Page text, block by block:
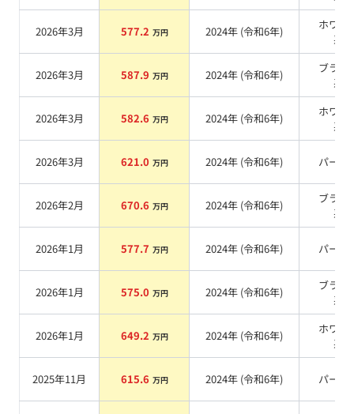
2026年3月 577.2 万円 2024年 (令和6年)
ホワイ
系
2026年3月 587.9 万円 2024年 (令和6年)
ブラッ
系
2026年3月 582.6 万円 2024年 (令和6年)
ホワイ
系
2026年3月 621.0 万円 2024年 (令和6年) パール
2026年2月 670.6 万円 2024年 (令和6年)
ブラッ
系
2026年1月 577.7 万円 2024年 (令和6年) パール
2026年1月 575.0 万円 2024年 (令和6年)
ブラッ
系
2026年1月 649.2 万円 2024年 (令和6年)
ホワイ
系
2025年11月 615.6 万円 2024年 (令和6年) パール